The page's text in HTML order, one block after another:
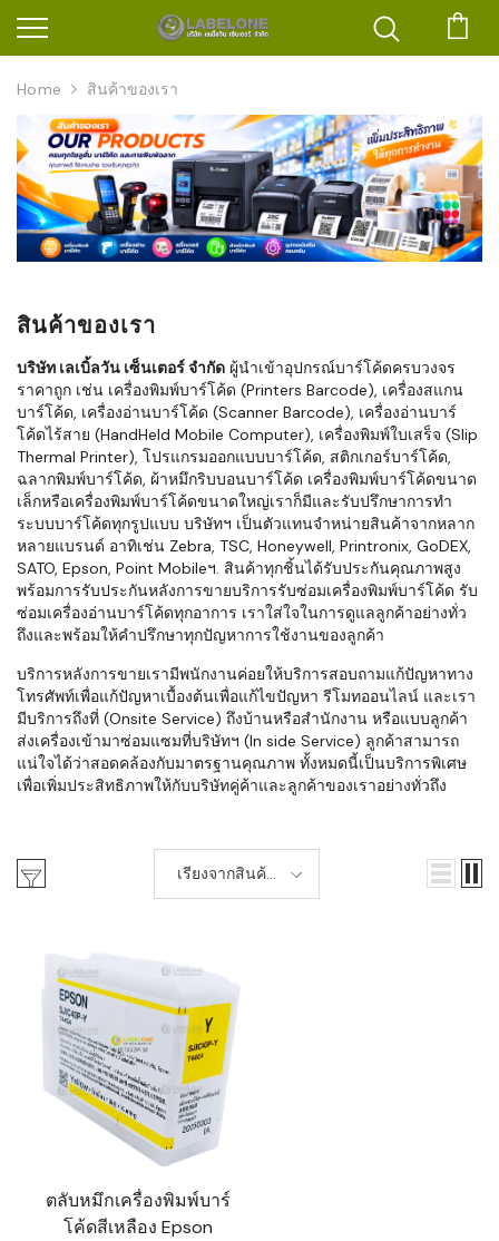
Home สินค้าของเรา
สินค้าของเรา
บริษัท เลเบิ้ลวัน เซ็นเตอร์ จำกัด ผู้นำเข้าอุปกรณ์บาร์โค้ดครบวงจร
ราคาถูก เช่น เครื่องพิมพ์บาร์โค้ด (Printers Barcode), เครื่องสแกน
บาร์โค้ด, เครื่องอ่านบาร์โค้ด (Scanner Barcode), เครื่องอ่านบาร์
โค้ดไร้สาย (HandHeld Mobile Computer), เครื่องพิมพ์ใบเสร็จ (Slip
Thermal Printer), โปรแกรมออกแบบบาร์โค้ด, สติกเกอร์บาร์โค้ด,
ฉลากพิมพ์บาร์โค้ด, ผ้าหมึกริบบอนบาร์โค้ด เครื่องพิมพ์บาร์โค้ดขนาด
เล็กหรือเครื่องพิมพ์บาร์โค้ดขนาดใหญ่เราก็มีและรับปรึกษาการทำ
ระบบบาร์โค้ดทุกรูปแบบ บริษัทฯ เป็นตัวแทนจำหน่ายสินค้าจากหลาก
หลายแบรนด์ อาทิเช่น Zebra, TSC, Honeywell, Printronix, GoDEX,
SATO, Epson, Point Mobileฯ. สินค้าทุกชิ้นได้รับประกันคุณภาพสูง
พร้อมการรับประกันหลังการขายบริการรับซ่อมเครื่องพิมพ์บาร์โค้ด รับ
ซ่อมเครื่องอ่านบาร์โค้ดทุกอาการ เราใส่ใจในการดูแลลูกค้าอย่างทั่ว
ถึงและพร้อมให้คำปรึกษาทุกปัญหาการใช้งานของลูกค้า
บริการหลังการขายเรามีพนักงานค่อยให้บริการสอบถามแก้ปัญหาทาง
โทรศัพท์เพื่อแก้ปัญหาเบื้องต้นเพื่อแก้ไขปัญหา รีโมทออนไลน์ และเรา
มีบริการถึงที่ (Onsite Service) ถึงบ้านหรือสำนักงาน หรือแบบลูกค้า
ส่งเครื่องเข้ามาซ่อมแซมที่บริษัทฯ (In side Service) ลูกค้าสามารถ
แน่ใจได้ว่าสอดคล้องกับมาตรฐานคุณภาพ ทั้งหมดนี้เป็นบริการพิเศษ
เพื่อเพิ่มประสิทธิภาพให้กับบริษัทคู่ค้าและลูกค้าของเราอย่างทั่วถึง
เรียงจากสินค้า
ใหม่-เก่า
ตลับหมึกเครื่องพิมพ์บาร์
โค้ดสีเหลือง Epson